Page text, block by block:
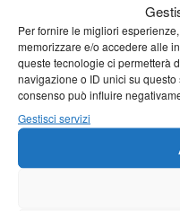
Per fornire le migliori
memorizzare e/o accedere alle
queste tecnologie ci permetterà
navigazione o ID unici su
consenso può influire
Gestisci servizi
Barga
Castelnuovo Garfagnana